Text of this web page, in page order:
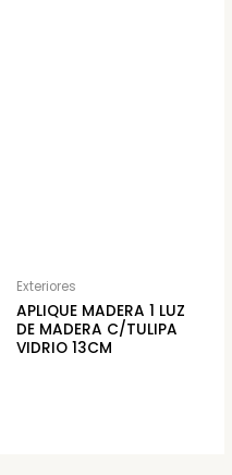
Exteriores
APLIQUE MADERA 1 LUZ
DE MADERA C/TULIPA
VIDRIO 13CM